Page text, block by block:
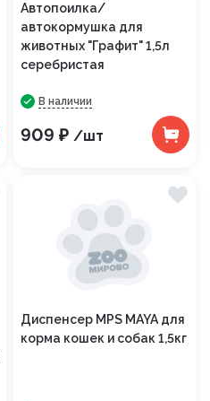
Автопоилка/
автокормушка для
животных "Графит" 1,5л
серебристая
В наличии
909 ₽ /шт
Диспенсер MPS MAYA для
корма кошек и собак 1,5кг